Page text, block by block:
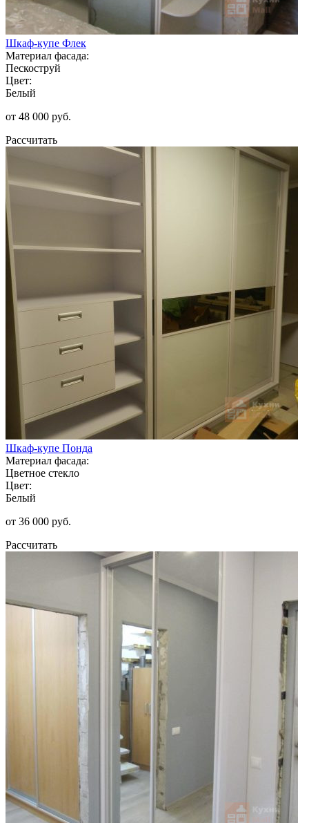
Шкаф-купе Флек
Материал фасада:
Пескоструй
Цвет:
Белый
от 48 000 руб.
Рассчитать
Шкаф-купе Понда
Материал фасада:
Цветное стекло
Цвет:
Белый
от 36 000 руб.
Рассчитать